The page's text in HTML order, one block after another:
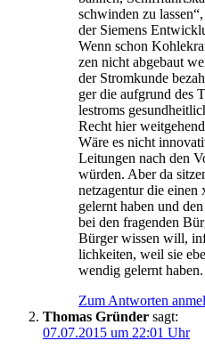
schwin­den zu
der Sie­mens
Wenn schon
zen nicht abge­baut
der Strom­kun­de
ger die auf­grund des
le­stroms
Recht hier
Wäre es nicht
Lei­tun­gen nach den
wür­den. Aber da
netz­agen­tur die einen
gelernt haben und
bei den fra­gen­den
Bür­ger wis­sen will,
lich­kei­ten, weil sie
wen­dig gelernt haben.
Zum Antworten
Thomas Gründer sagt:
07.07.2015 um 22:01 Uhr